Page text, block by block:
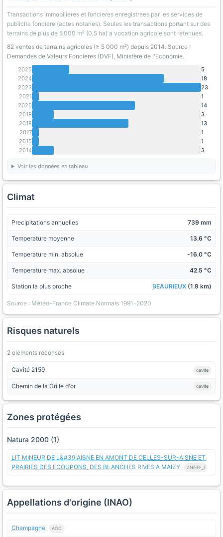
Transactions immobilieres et foncieres enregistrees par les services de
publicite fonciere (actes notaries). Seules les transactions portant sur des
terrains de plus de 5 000 m² (0,5 ha) a vocation agricole sont retenues.
82 ventes de terrains agricoles (≥ 5 000 m²) depuis 2014. Source :
Demandes de Valeurs Foncieres (DVF), Ministère de l'Economie.
2025
5
2024
18
2023
23
2021
1
2020
14
2019
3
2018
13
2017
1
2015
1
2014
3
Voir les données en tableau
Climat
Precipitations annuelles 739 mm
Temperature moyenne 13.6 °C
Temperature min. absolue -16.0 °C
Temperature max. absolue 42.5 °C
Station la plus proche BEAURIEUX (1.9 km)
Source : Météo-France Climate Normals 1991-2020
Risques naturels
2 elements recenses
Cavité 2159 cavite
Chemin de la Grille d'or cavite
Zones protégées
Natura 2000 (1)
LIT MINEUR DE L&#39;AISNE EN AMONT DE CELLES-SUR-AISNE ET
PRAIRIES DES ECOUPONS, DES BLANCHES RIVES A MAIZY
ZNIEFF_I
Appellations d'origine (INAO)
Champagne AOC